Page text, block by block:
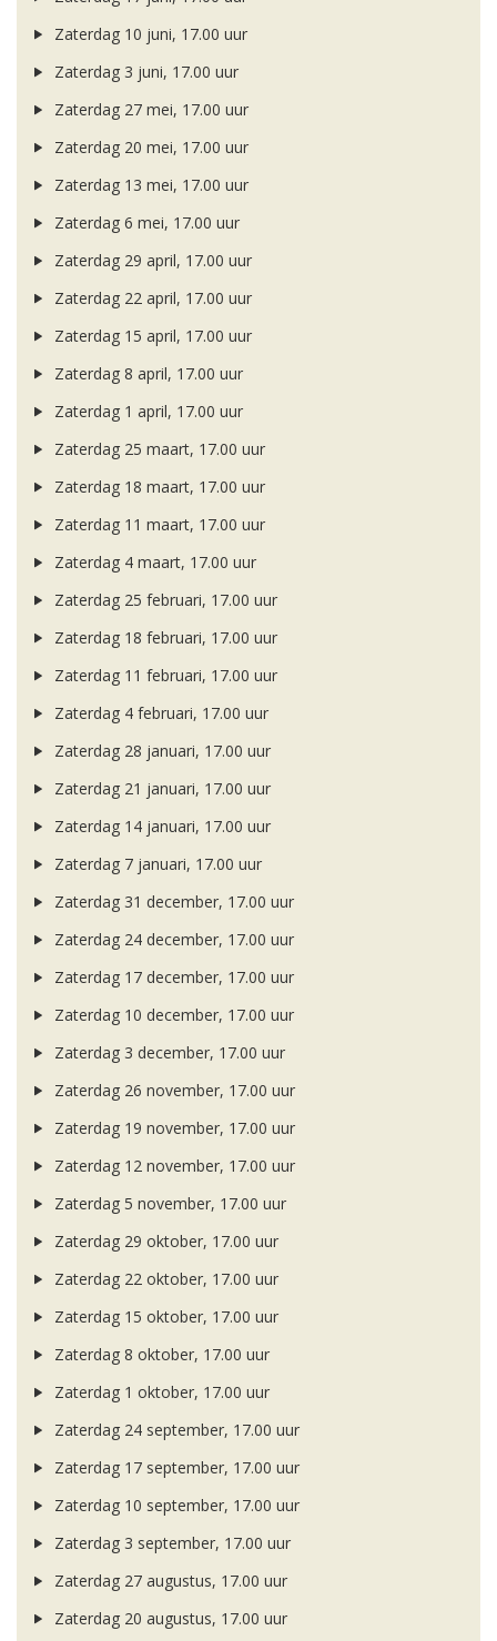
Zaterdag 10 juni, 17.00 uur
Zaterdag 3 juni, 17.00 uur
Zaterdag 27 mei, 17.00 uur
Zaterdag 20 mei, 17.00 uur
Zaterdag 13 mei, 17.00 uur
Zaterdag 6 mei, 17.00 uur
Zaterdag 29 april, 17.00 uur
Zaterdag 22 april, 17.00 uur
Zaterdag 15 april, 17.00 uur
Zaterdag 8 april, 17.00 uur
Zaterdag 1 april, 17.00 uur
Zaterdag 25 maart, 17.00 uur
Zaterdag 18 maart, 17.00 uur
Zaterdag 11 maart, 17.00 uur
Zaterdag 4 maart, 17.00 uur
Zaterdag 25 februari, 17.00 uur
Zaterdag 18 februari, 17.00 uur
Zaterdag 11 februari, 17.00 uur
Zaterdag 4 februari, 17.00 uur
Zaterdag 28 januari, 17.00 uur
Zaterdag 21 januari, 17.00 uur
Zaterdag 14 januari, 17.00 uur
Zaterdag 7 januari, 17.00 uur
Zaterdag 31 december, 17.00 uur
Zaterdag 24 december, 17.00 uur
Zaterdag 17 december, 17.00 uur
Zaterdag 10 december, 17.00 uur
Zaterdag 3 december, 17.00 uur
Zaterdag 26 november, 17.00 uur
Zaterdag 19 november, 17.00 uur
Zaterdag 12 november, 17.00 uur
Zaterdag 5 november, 17.00 uur
Zaterdag 29 oktober, 17.00 uur
Zaterdag 22 oktober, 17.00 uur
Zaterdag 15 oktober, 17.00 uur
Zaterdag 8 oktober, 17.00 uur
Zaterdag 1 oktober, 17.00 uur
Zaterdag 24 september, 17.00 uur
Zaterdag 17 september, 17.00 uur
Zaterdag 10 september, 17.00 uur
Zaterdag 3 september, 17.00 uur
Zaterdag 27 augustus, 17.00 uur
Zaterdag 20 augustus, 17.00 uur